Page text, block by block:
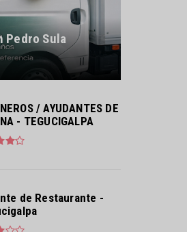
Pedro Sula
/ AYUDANTES DE
- TEGUCIGALPA
de Restaurante -